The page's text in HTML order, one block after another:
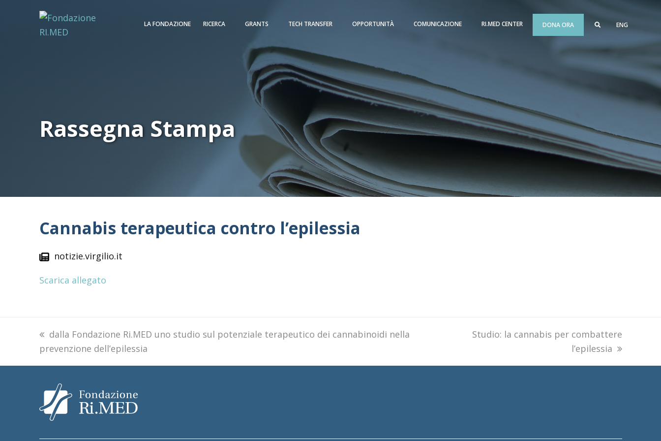
LA FONDAZIONE RICERCA GRANTS TECH TRANSFER OPPORTUNITÀ COMUNICAZIONE RI.MED CENTER DONA ORA ENG
Rassegna Stampa
Cannabis terapeutica contro l’epilessia
notizie.virgilio.it
Scarica allegato
previous
post:
dalla Fondazione Ri.MED uno studio sul potenziale terapeutico dei cannabinoidi nella
prevenzione dell’epilessia
next
Studio: la cannabis per combattere
l’epilessia